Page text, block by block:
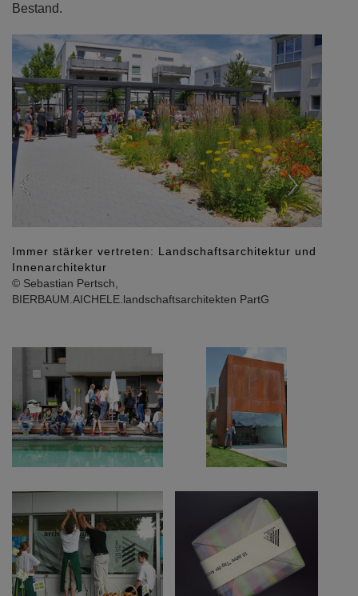
Bestand.
Immer stärker vertreten: Landschaftsarchitektur und
Innenarchitektur
© Sebastian Pertsch,
BIERBAUM.AICHELE.landschaftsarchitekten PartG
Previous Next